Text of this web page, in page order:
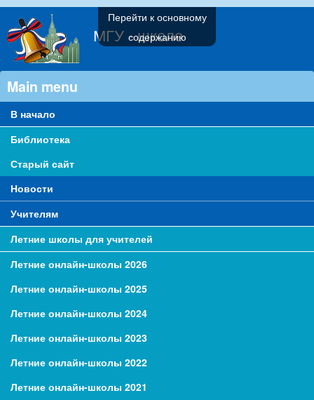
Перейти к основному
содержанию
МГУ - школе
Main menu
В начало
Библиотека
Старый сайт
Новости
Учителям
Летние школы для учителей
Летние онлайн-школы 2026
Летние онлайн-школы 2025
Летние онлайн-школы 2024
Летние онлайн-школы 2023
Летние онлайн-школы 2022
Летние онлайн-школы 2021